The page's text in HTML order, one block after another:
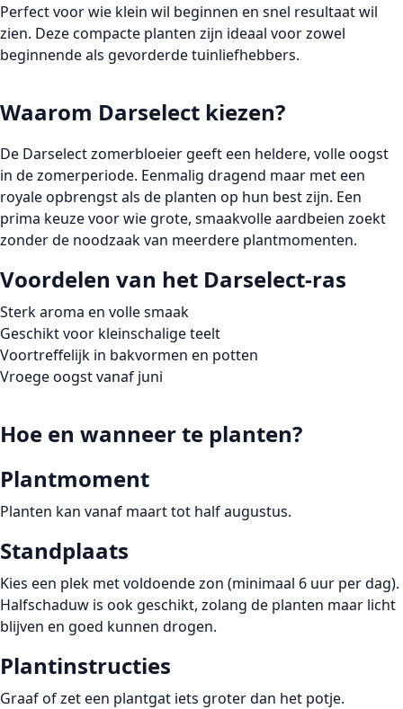
Perfect voor wie klein wil beginnen en snel resultaat wil
zien. Deze compacte planten zijn ideaal voor zowel
beginnende als gevorderde tuinliefhebbers.
Waarom Darselect kiezen?
De Darselect zomerbloeier geeft een heldere, volle oogst
in de zomerperiode. Eenmalig dragend maar met een
royale opbrengst als de planten op hun best zijn. Een
prima keuze voor wie grote, smaakvolle aardbeien zoekt
zonder de noodzaak van meerdere plantmomenten.
Voordelen van het Darselect-ras
Sterk aroma en volle smaak
Geschikt voor kleinschalige teelt
Voortreffelijk in bakvormen en potten
Vroege oogst vanaf juni
Hoe en wanneer te planten?
Plantmoment
Planten kan vanaf maart tot half augustus.
Standplaats
Kies een plek met voldoende zon (minimaal 6 uur per dag).
Halfschaduw is ook geschikt, zolang de planten maar licht
blijven en goed kunnen drogen.
Plantinstructies
Graaf of zet een plantgat iets groter dan het potje.